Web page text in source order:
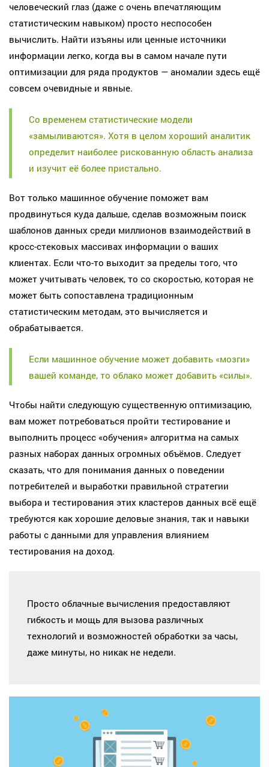
человеческий глаз (даже с очень впечатляющим
статистическим навыком) просто неспособен
вычислить. Найти изъяны или ценные источники
информации легко, когда вы в самом начале пути
оптимизации для ряда продуктов — аномалии здесь ещё
совсем очевидные и явные.
Со временем статистические модели
«замыливаются». Хотя в целом хороший аналитик
определит наиболее рискованную область анализа
и изучит её более пристально.
Вот только машинное обучение поможет вам
продвинуться куда дальше, сделав возможным поиск
шаблонов данных среди миллионов взаимодействий в
кросс-стековых массивах информации о ваших
клиентах. Если что-то выходит за пределы того, что
может учитывать человек, то со скоростью, которая не
может быть сопоставлена традиционным
статистическим методам, это вычисляется и
обрабатывается.
Если машинное обучение может добавить «мозги»
вашей команде, то облако может добавить «силы».
Чтобы найти следующую существенную оптимизацию,
вам может потребоваться пройти тестирование и
выполнить процесс «обучения» алгоритма на самых
разных наборах данных огромных объёмов. Следует
сказать, что для понимания данных о поведении
потребителей и выработки правильной стратегии
выбора и тестирования этих кластеров данных всё ещё
требуются как хорошие деловые знания, так и навыки
работы с данными для управления влиянием
тестирования на доход.
Просто облачные вычисления предоставляют
гибкость и мощь для вызова различных
технологий и возможностей обработки за часы,
даже минуты, но никак не недели.